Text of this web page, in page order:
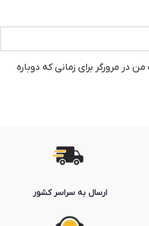
در مرورگر برای زمانی که دوباره
ارسال به سراسر کشور